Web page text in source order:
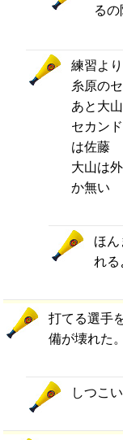
るの
練習よ
糸原の
あと大
セカン
は佐藤
大山は
か無い
ほ
れる
打てる選手
備が壊れた。
しつこ